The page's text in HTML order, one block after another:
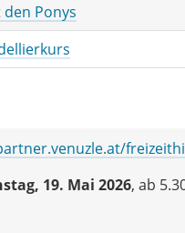
Ponys
19. Mai 2026, ab